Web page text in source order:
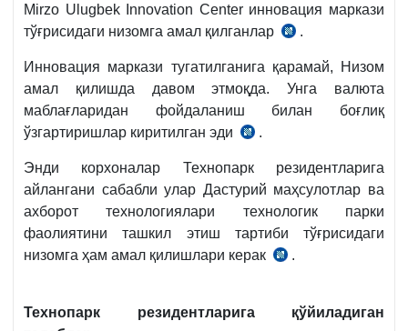
Mirzo Ulugbek Innovation Center инновация маркази
тўғрисидаги низомга амал қилганлар
15.08.2017
ВМҚ
2-
илова
.
Инновация маркази тугатилганига қарамай, Низом
амал қилишда давом этмоқда. Унга валюта
маблағларидан фойдаланиш билан боғлиқ
ўзгартиришлар киритилган эди
10.08.2020
ВМҚ
472-
1-
илова
б.
.
Энди корхоналар Технопарк резидентларига
айлангани сабабли улар Дастурий маҳсулотлар ва
ахборот технологиялари технологик парки
фаолиятини ташкил этиш тартиби тўғрисидаги
низомга ҳам амал қилишлари керак
15.07.2019
.
Технопарк резидентларига қўйиладиган